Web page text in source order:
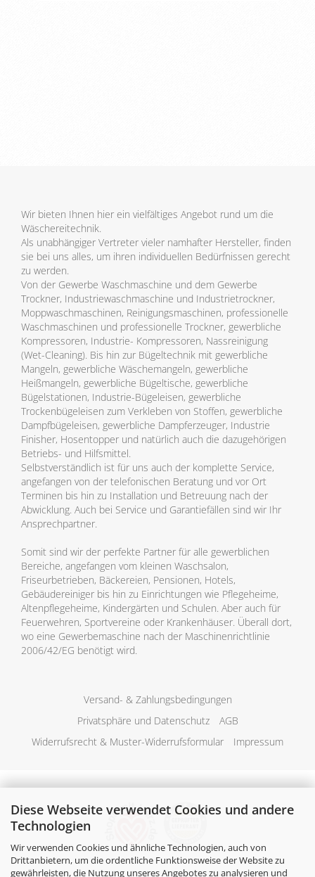
Diese Webseite verwendet Cookies und andere
Technologien
Wir verwenden Cookies und ähnliche Technologien, auch von
Drittanbietern, um die ordentliche Funktionsweise der Website zu
gewährleisten, die Nutzung unseres Angebotes zu analysieren und
Wir bieten Ihnen hier ein vielfältiges Angebot rund um die
Wäschereitechnik.
Als unabhängiger Vertreter vieler namhafter Hersteller, finden
sie bei uns alles, um ihren individuellen Bedürfnissen gerecht
zu werden.
Von der Gewerbe Waschmaschine und dem Gewerbe
Trockner, Industriewaschmaschine und Industrietrockner,
Moppwaschmaschinen, Reinigungsmaschinen, professionelle
Waschmaschinen und professionelle Trockner, gewerbliche
Kompressoren, Industrie- Kompressoren, Nassreinigung
(Wet-Cleaning). Bis hin zur Bügeltechnik mit gewerbliche
Mangeln, gewerbliche Wäschemangeln, gewerbliche
Heißmangeln, gewerbliche Bügeltische, gewerbliche
Bügelstationen, Industrie-Bügeleisen, gewerbliche
Trockenbügeleisen zum Verkleben von Stoffen, gewerbliche
Dampfbügeleisen, gewerbliche Dampferzeuger, Industrie
Finisher, Hosentopper und natürlich auch die dazugehörigen
Betriebs- und Hilfsmittel.
Selbstverständlich ist für uns auch der komplette Service,
angefangen von der telefonischen Beratung und vor Ort
Terminen bis hin zu Installation und Betreuung nach der
Abwicklung. Auch bei Service und Garantiefällen sind wir Ihr
Ansprechpartner.
Somit sind wir der perfekte Partner für alle gewerblichen
Bereiche, angefangen vom kleinen Waschsalon,
Friseurbetrieben, Bäckereien, Pensionen, Hotels,
Gebäudereiniger bis hin zu Einrichtungen wie Pflegeheime,
Altenpflegeheime, Kindergärten und Schulen. Aber auch für
Feuerwehren, Sportvereine oder Krankenhäuser. Überall dort,
wo eine Gewerbemaschine nach der Maschinenrichtlinie
2006/42/EG benötigt wird.
Versand- & Zahlungsbedingungen
Privatsphäre und Datenschutz
AGB
Widerrufsrecht & Muster-Widerrufsformular
Impressum